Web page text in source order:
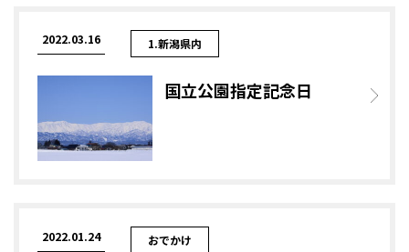
2022.03.16 1.新潟県内
国立公園指定記念日
2022.01.24 おでかけ